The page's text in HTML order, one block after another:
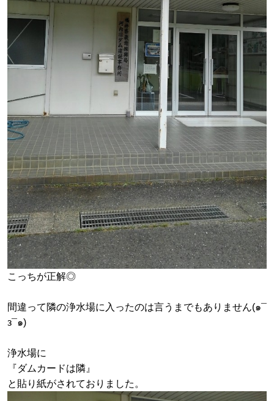
こっちが正解◎
間違って隣の浄水場に入ったのは言うまでもありません(๑¯
з¯๑)
浄水場に
『ダムカードは隣』
と貼り紙がされておりました。